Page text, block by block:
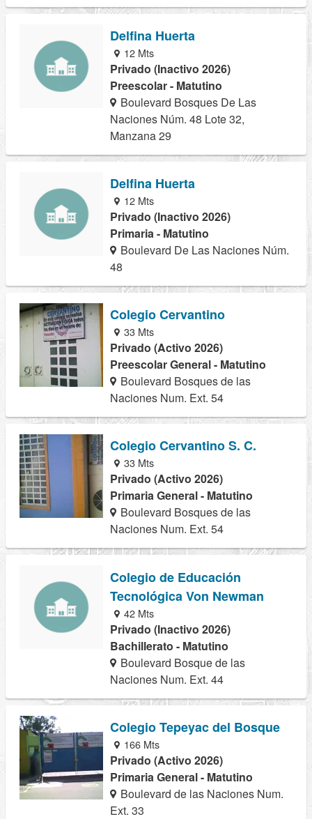
Delfina Huerta
12 Mts
Privado (Inactivo 2026)
Preescolar - Matutino
Boulevard Bosques De Las
Naciones Núm. 48 Lote 32,
Manzana 29
Delfina Huerta
12 Mts
Privado (Inactivo 2026)
Primaria - Matutino
Boulevard De Las Naciones Núm.
48
Colegio Cervantino
33 Mts
Privado (Activo 2026)
Preescolar General - Matutino
Boulevard Bosques de las
Naciones Num. Ext. 54
Colegio Cervantino S. C.
33 Mts
Privado (Activo 2026)
Primaria General - Matutino
Boulevard Bosques de las
Naciones Num. Ext. 54
Colegio de Educación
Tecnológica Von Newman
42 Mts
Privado (Inactivo 2026)
Bachillerato - Matutino
Boulevard Bosque de las
Naciones Num. Ext. 44
Colegio Tepeyac del Bosque
166 Mts
Privado (Activo 2026)
Primaria General - Matutino
Boulevard de las Naciones Num.
Ext. 33